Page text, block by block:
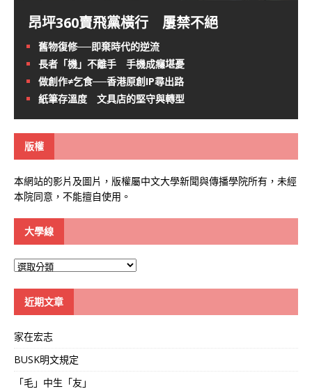
昂坪360賣飛黨橫行 屢禁不絕
舊物復修──即棄時代的逆流
長者「機」不離手 手機成癮堪憂
做創作≠乞食──香港原創IP尋出路
紙筆存溫度 文具店的堅守與轉型
版權
本網站的影片及圖片，版權屬中文大學新聞與傳播學院所有，未經
本院同意，不能擅自使用。
大學線
大
近期文章
家在宏志
BUSK明文規定
「毛」中生「友」